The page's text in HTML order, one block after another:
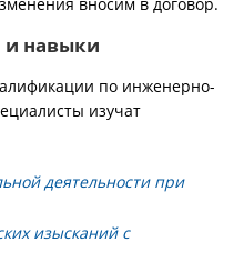
и навыки
по инженерно-
изучат
деятельности при
изысканий с